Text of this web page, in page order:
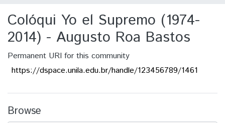
Colóqui Yo el Supremo (1974-
2014) - Augusto Roa Bastos
Permanent URI for this community
https://dspace.unila.edu.br/handle/123456789/1461
Browse